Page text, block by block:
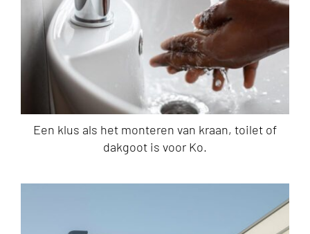
Een klus als het monteren van kraan, toilet of
dakgoot is voor Ko.